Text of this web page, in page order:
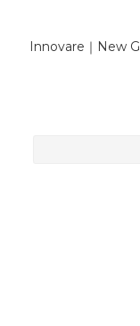
Innovare｜New